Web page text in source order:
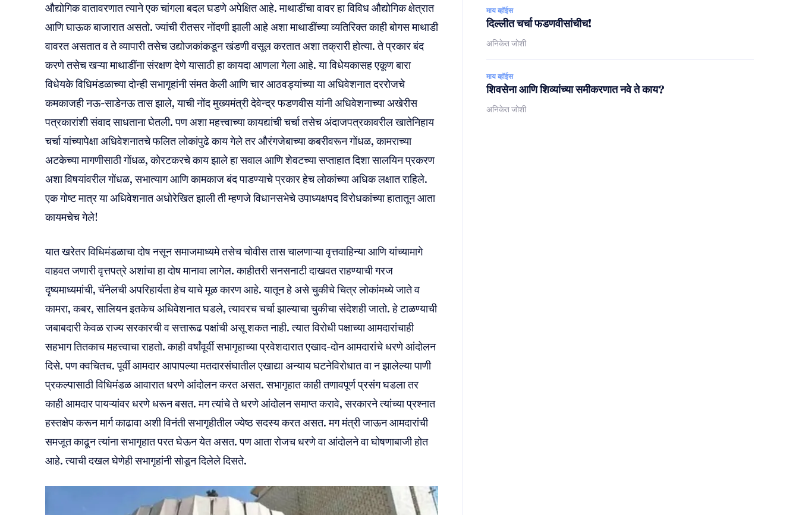
औद्योगिक वातावरणात त्याने एक चांगला बदल घडणे अपेक्षित आहे. माथाडींचा वावर हा विविध औद्योगिक क्षेत्रात
आणि घाऊक बाजारात असतो. ज्यांची रीतसर नोंदणी झाली आहे अशा माथाडींच्या व्यतिरिक्त काही बोगस माथाडी
वावरत असतात व ते व्यापारी तसेच उद्योजकांकडून खंडणी वसूल करतात अशा तक्रारी होत्या. ते प्रकार बंद
करणे तसेच खऱ्या माथाडींना संरक्षण देणे यासाठी हा कायदा आणला गेला आहे. या विधेयकासह एकूण बारा
विधेयके विधिमंडळाच्या दोन्ही सभागृहांनी संमत केली आणि चार आठवड्यांच्या या अधिवेशनात दररोजचे
कमकाजही नऊ-साडेनऊ तास झाले, याची नोंद मुख्यमंत्री देवेन्द्र फडणवीस यांनी अधिवेशनाच्या अखेरीस
पत्रकारांशी संवाद साधताना घेतली. पण अशा महत्त्वाच्या कायद्यांची चर्चा तसेच अंदाजपत्रकावरील खातेनिहाय
चर्चा यांच्यापेक्षा अधिवेशनातचे फलित लोकांपुढे काय गेले तर औरंगजेबाच्या कबरीवरून गोंधळ, कामराच्या
अटकेच्या मागणीसाठी गोंधळ, कोरटकरचे काय झाले हा सवाल आणि शेवटच्या सप्ताहात दिशा सालयिन प्रकरण
अशा विषयांवरील गोंधळ, सभात्याग आणि कामकाज बंद पाडण्याचे प्रकार हेच लोकांच्या अधिक लक्षात राहिले.
एक गोष्ट मात्र या अधिवेशनात अधोरेखित झाली ती म्हणजे विधानसभेचे उपाध्यक्षपद विरोधकांच्या हातातून आता
कायमचेच गेले!
यात खरेतर विधिमंडळाचा दोष नसून समाजमाध्यमे तसेच चोवीस तास चालणाऱ्या वृत्तवाहिन्या आणि यांच्यामागे
वाहवत जणारी वृत्तपत्रे अशांचा हा दोष मानावा लागेल. काहीतरी सनसनाटी दाखवत राहण्याची गरज
दृष्यमाध्यमांची, चॅनेलची अपरिहार्यता हेच याचे मूळ कारण आहे. यातून हे असे चुकीचे चित्र लोकांमध्ये जाते व
कामरा, कबर, सालियन इतकेच अधिवेशनात घडले, त्यावरच चर्चा झाल्याचा चुकीचा संदेशही जातो. हे टाळण्याची
जबाबदारी केवळ राज्य सरकारची व सत्तारूढ पक्षांची असू शकत नाही. त्यात विरोधी पक्षाच्या आमदारांचाही
सहभाग तितकाच महत्त्वाचा राहतो. काही वर्षांवूर्वी सभागृहाच्या प्रवेशदारात एखाद-दोन आमदारांचे धरणे आंदोलन
दिसे. पण क्वचितच. पूर्वी आमदार आपापल्या मतदारसंघातील एखाद्या अन्याय घटनेविरोधात वा न झालेल्या पाणी
प्रकल्पासाठी विधिमंडळ आवारात धरणे आंदोलन करत असत. सभागृहात काही तणावपूर्ण प्रसंग घडला तर
काही आमदार पायऱ्यांवर धरणे धरून बसत. मग त्यांचे ते धरणे आंदोलन समाप्त करावे, सरकारने त्यांच्या प्रश्नात
हस्तक्षेप करून मार्ग काढावा अशी विनंती सभागृहीतील ज्येष्ठ सदस्य करत असत. मग मंत्री जाऊन आमदारांची
समजूत काढून त्यांना सभागृहात परत घेऊन येत असत. पण आता रोजच धरणे वा आंदोलने वा घोषणाबाजी होत
आहे. त्याची दखल घेणेही सभागृहांनी सोडून दिलेले दिसते.
माय व्हॉईस
दिल्लीत चर्चा फडणवीसांचीच!
अनिकेत जोशी
माय व्हॉईस
शिवसेना आणि शिव्यांच्या समीकरणात नवे ते काय?
अनिकेत जोशी